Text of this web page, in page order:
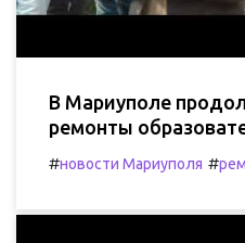
В Мариуполе
ремонты
#новости Мариуполя #